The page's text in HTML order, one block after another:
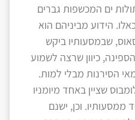
ים המכשפות גברים
הידוע מביניהם הוא
שבמסעותיו ביקש
כיוון שרצה לשמוע
הסירנות מבלי למות.
שציין באחד מיומניו
ממסעותיו. וכן, ישנם